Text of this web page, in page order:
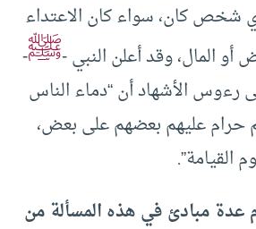
شخص كان، سواء كان الاعتداء
المال، وقد أعلن النبي -ﷺ-
رءوس الأشهاد أن “دماء الناس
حرام عليهم بعضهم على بعض،
القيامة”.
عدة مبادئ في هذه المسألة من